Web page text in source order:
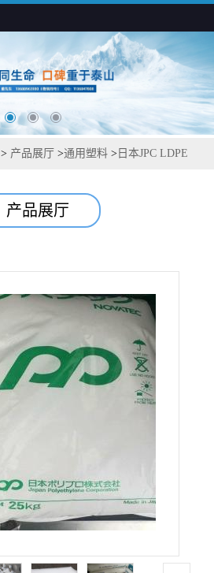
> 产品展厅 >通用塑料 > 日本JPC LDPE
产品展厅